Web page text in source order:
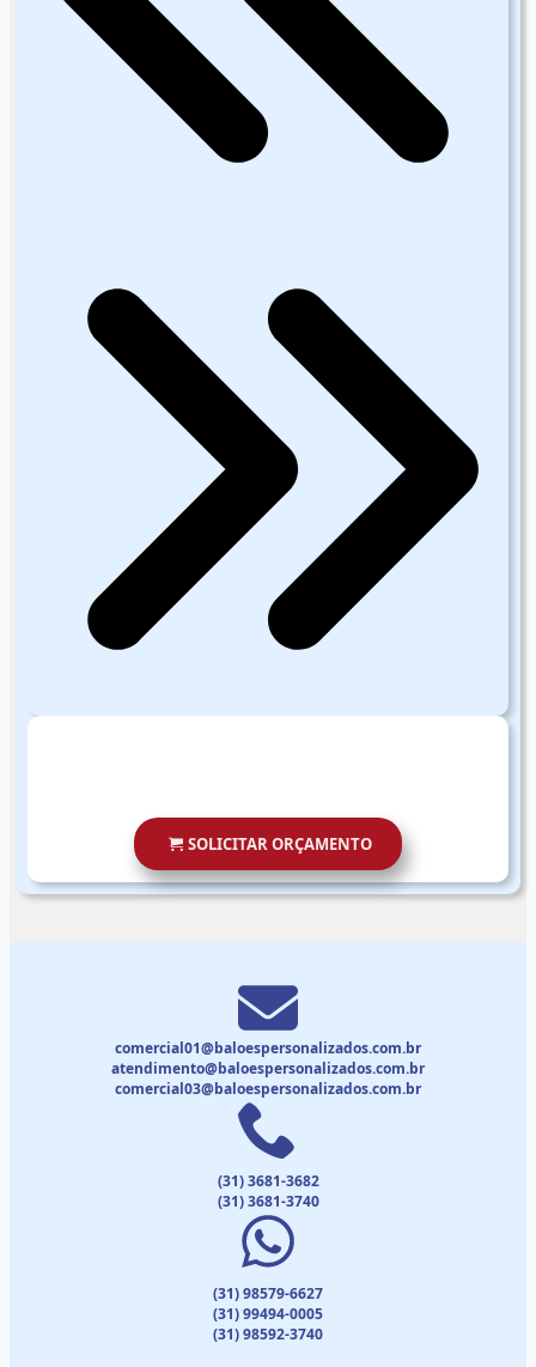
SOLICITAR ORÇAMENTO
comercial01@baloespersonalizados.com.br
atendimento@baloespersonalizados.com.br
comercial03@baloespersonalizados.com.br
(31) 3681-3682
(31) 3681-3740
(31) 98579-6627
(31) 99494-0005
(31) 98592-3740